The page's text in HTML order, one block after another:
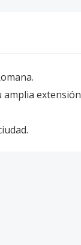
amplia extensión